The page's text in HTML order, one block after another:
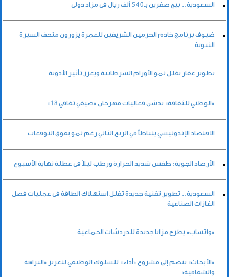
السعودية.. بيع صقرين بـ540 ألف ريال في مزاد دولي
ضيوف برنامج خادم الحرمين الشريفين للعمرة يزورون متحف السيرة
النبوية
تطوير عقار يقلل نمو الأورام السرطانية ويعزز تأثير الأدوية
«الوطني للثقافة» يدشن فعاليات مهرجان «صيفي ثقافي 18»
الاقتصاد الإندونيسي يتباطأ في الربع الثاني رغم نمو يفوق التوقعات
الأرصاد الجوية: طقس شديد الحرارة ورطب ليلاً في عطلة نهاية الأسبوع
السعودية.. تطوير تقنية جديدة تقلل استهلاك الطاقة في عمليات فصل
الغازات الصناعية
«واتساب» يطرح مزايا جديدة للدردشات الجماعية
«الأبحاث» ينضم إلى مشروع «أداء» للسلوك الوظيفي لتعزيز «النزاهة
والشفافية»